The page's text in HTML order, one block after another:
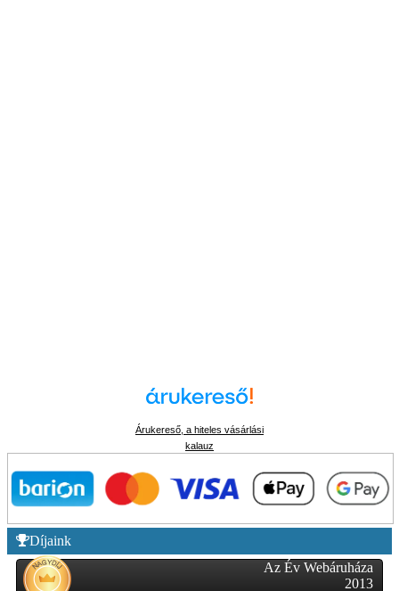
Árukereső, a hiteles vásárlási
kalauz
Díjaink
Az Év Webáruháza
2013